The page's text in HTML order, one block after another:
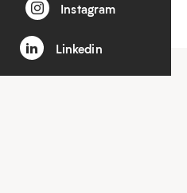
Instagram
Linkedin